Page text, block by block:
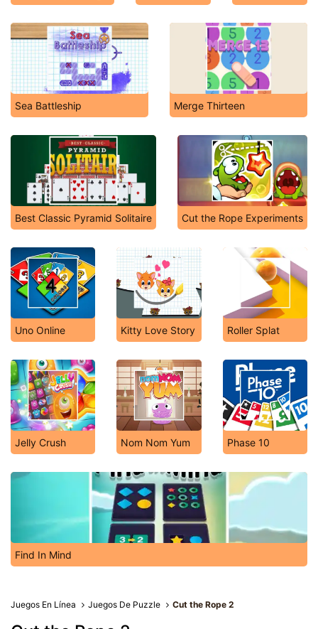
Sea Battleship Merge Thirteen
Best Classic Pyramid Solitaire Cut the Rope Experiments
Uno Online Kitty Love Story Roller Splat
Jelly Crush Nom Nom Yum Phase 10
Find In Mind
Juegos En Línea Juegos De Puzzle Cut the Rope 2